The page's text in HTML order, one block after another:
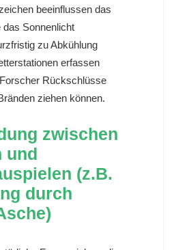
beeinflussen das
das Sonnenlicht
zu Abkühlung
erfassen
Rückschlüsse
ziehen können.
zwischen
und
(z.B.
durch